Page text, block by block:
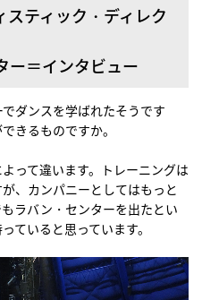
スティック・ディレク
ー＝インタビュー
ダンスを学ばれたそうです
きるものですか。
って違います。トレーニングは
、カンパニーとしてはもっと
ラバン・センターを出たとい
ていると思っています。